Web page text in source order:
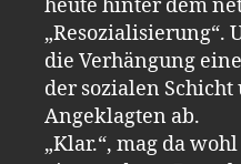
heute hinter dem
„Resozialisierung“.
die Verhängung
der sozialen Schicht
Angeklagten ab.
„Klar.“, mag da